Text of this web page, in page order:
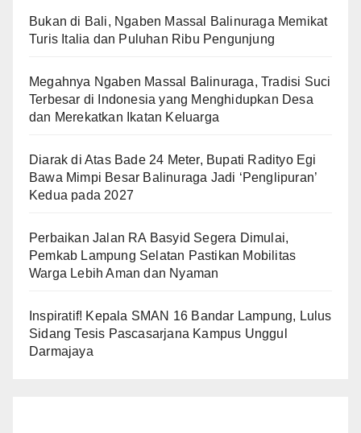
Bukan di Bali, Ngaben Massal Balinuraga Memikat
Turis Italia dan Puluhan Ribu Pengunjung
Megahnya Ngaben Massal Balinuraga, Tradisi Suci
Terbesar di Indonesia yang Menghidupkan Desa
dan Merekatkan Ikatan Keluarga
Diarak di Atas Bade 24 Meter, Bupati Radityo Egi
Bawa Mimpi Besar Balinuraga Jadi ‘Penglipuran’
Kedua pada 2027
Perbaikan Jalan RA Basyid Segera Dimulai,
Pemkab Lampung Selatan Pastikan Mobilitas
Warga Lebih Aman dan Nyaman
Inspiratif! Kepala SMAN 16 Bandar Lampung, Lulus
Sidang Tesis Pascasarjana Kampus Unggul
Darmajaya